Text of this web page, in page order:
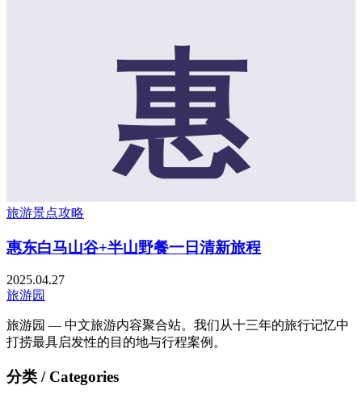
惠
旅游景点攻略
惠东白马山谷+半山野餐一日清新旅程
2025.04.27
旅游园
旅游园 — 中文旅游内容聚合站。我们从十三年的旅行记忆中
打捞最具启发性的目的地与行程案例。
分类 / Categories